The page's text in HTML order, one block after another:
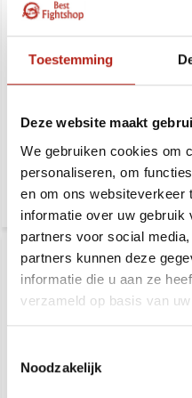
Toestemming
Deze website maakt
We gebruiken cookies om
personaliseren, om
en om ons websiteverkeer
informatie over uw gebruik
partners voor social
partners kunnen deze
informatie die u aan ze
verzameld op basis van
Noodzakelijk
379,-279,-